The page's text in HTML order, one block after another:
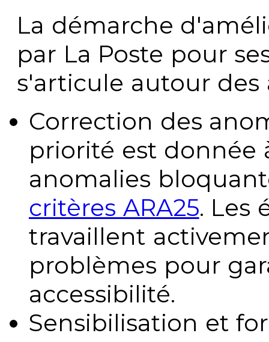
La démarche
par La Poste pour
s'articule autour des
Correction des
priorité est donnée
anomalies
critères ARA25. Les
travaillent
problèmes pour
accessibilité.
Sensibilisation et